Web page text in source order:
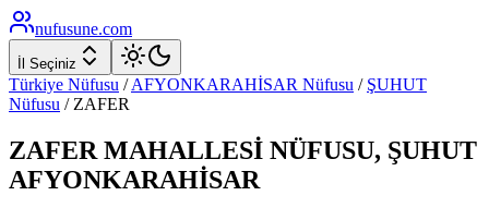
nufusune.com
İl Seçiniz
Türkiye Nüfusu / AFYONKARAHİSAR Nüfusu / ŞUHUT
Nüfusu / ZAFER
ZAFER MAHALLESİ NÜFUSU, ŞUHUT
AFYONKARAHİSAR